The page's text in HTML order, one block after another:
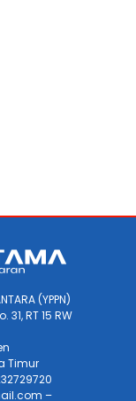
(YPPN)
RT 15 RW
Timur
–